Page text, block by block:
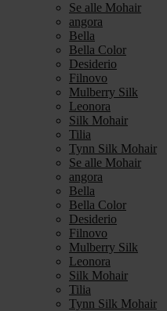
Se alle Mohair
angora
Bella
Bella Color
Desiderio
Filnovo
Mulberry Silk
Leonora
Silk Mohair
Tilia
Tynn Silk Mohair
Se alle Mohair
angora
Bella
Bella Color
Desiderio
Filnovo
Mulberry Silk
Leonora
Silk Mohair
Tilia
Tynn Silk Mohair